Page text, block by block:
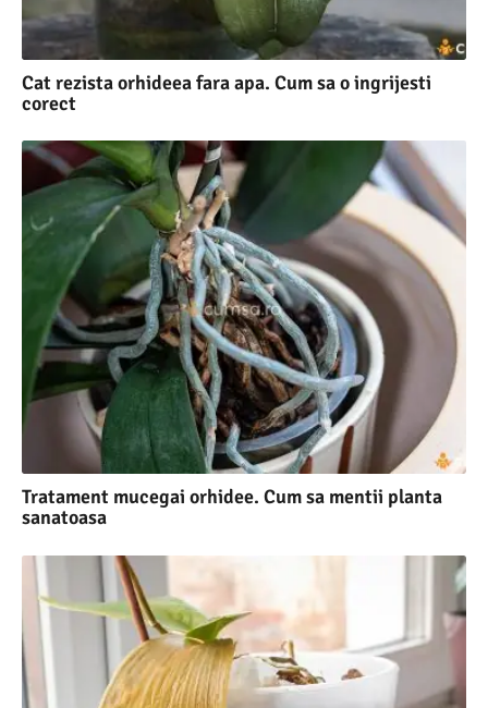
Cat rezista orhideea fara apa. Cum sa o ingrijesti
corect
Tratament mucegai orhidee. Cum sa mentii planta
sanatoasa